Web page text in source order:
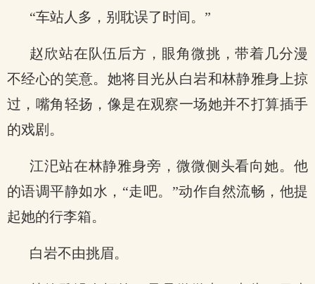
“车站人多，别耽误了时间。”
赵欣站在队伍后方，眼角微挑，带着几分漫
不经心的笑意。她将目光从白岩和林静雅身上掠
过，嘴角轻扬，像是在观察一场她并不打算插手
的戏剧。
江汜站在林静雅身旁，微微侧头看向她。他
的语调平静如水，“走吧。”动作自然流畅，他提
起她的行李箱。
白岩不由挑眉。